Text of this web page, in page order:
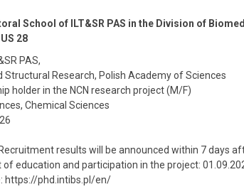
School of ILT&SR PAS in the Division of
28
PAS,
Research, Polish Academy of Sciences
holder in the NCN research project (M/F)
Chemical Sciences
results will be announced within 7 days
education and participation in the project:
https://phd.intibs.pl/en/